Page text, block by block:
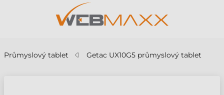
Průmyslový tablet Getac UX10G5 průmyslový tablet